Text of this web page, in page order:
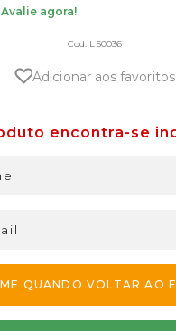
Avalie agora!
Cod: LS0036
Adicionar aos favoritos